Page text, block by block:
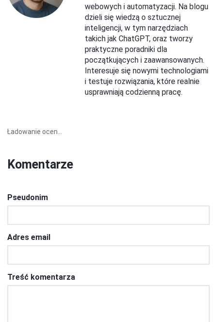
webowych i automatyzacji. Na blogu
dzieli się wiedzą o sztucznej
inteligencji, w tym narzędziach
takich jak ChatGPT, oraz tworzy
praktyczne poradniki dla
początkujących i zaawansowanych.
Interesuje się nowymi technologiami
i testuje rozwiązania, które realnie
usprawniają codzienną pracę.
Ładowanie ocen...
Komentarze
Pseudonim
Adres email
Treść komentarza